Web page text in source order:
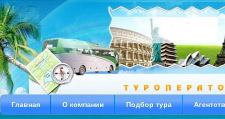
Главная О компании Подбор тура